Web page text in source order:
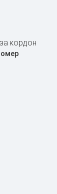
кордон